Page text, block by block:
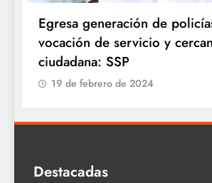
Egresa generación de
vocación de servicio y
ciudadana: SSP
19 de febrero de 2024
Destacadas